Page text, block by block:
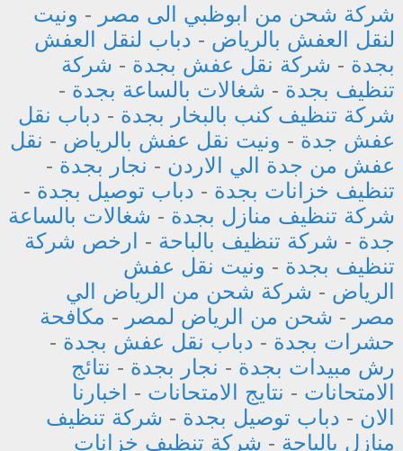
شركة شحن من ابوظبي الى مصر - ونيت
لنقل العفش بالرياض - دباب لنقل العفش
بجدة - شركة نقل عفش بجدة - شركة
تنظيف بجدة - شغالات بالساعة بجدة -
شركة تنظيف كنب بالبخار بجدة - دباب نقل
عفش جدة - ونيت نقل عفش بالرياض - نقل
عفش من جدة الي الاردن - نجار بجدة -
تنظيف خزانات بجدة - دباب توصيل بجدة -
شركة تنظيف منازل بجدة - شغالات بالساعة
جدة - شركة تنظيف بالباحة - ارخص شركة
تنظيف بجدة - ونيت نقل عفش
الرياض - شركة شحن من الرياض الي
مصر - شحن من الرياض لمصر - مكافحة
حشرات بجدة - دباب نقل عفش بجدة -
رش مبيدات بجدة - نجار بجدة - نتائج
الامتحانات - نتايج الامتحانات - اخبارنا
الان - دباب توصيل بجدة - شركة تنظيف
منازل بالباحة - شركة تنظيف خزانات